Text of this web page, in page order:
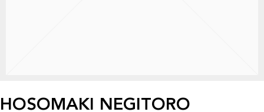
HOSOMAKI NEGITORO